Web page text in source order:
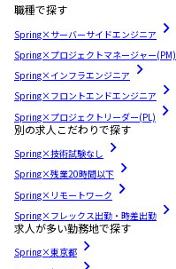
職種で探す
Spring×サーバーサイドエンジニア
Spring×プロジェクトマネージャー(PM)
Spring×インフラエンジニア
Spring×フロントエンドエンジニア
Spring×プロジェクトリーダー(PL)
別の求人こだわりで探す
Spring×技術試験なし
Spring×残業20時間以下
Spring×リモートワーク
Spring×フレックス出勤・時差出勤
求人が多い勤務地で探す
Spring×東京都